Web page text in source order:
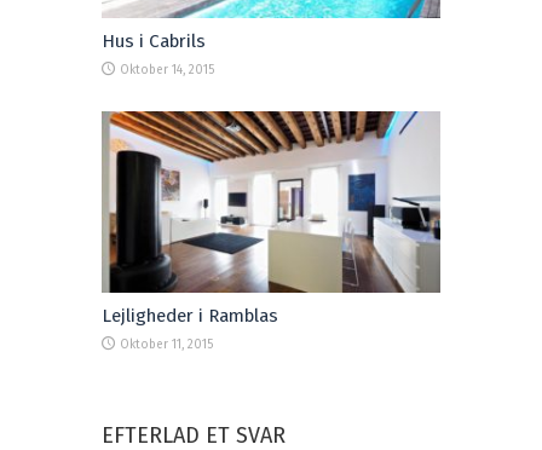
Hus i Cabrils
Oktober 14, 2015
Lejligheder i Ramblas
Oktober 11, 2015
EFTERLAD ET SVAR